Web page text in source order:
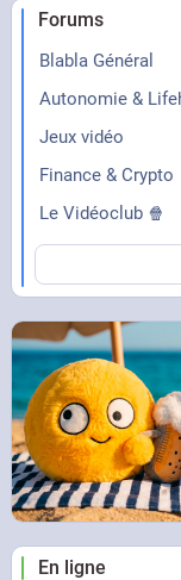
Forums
Blabla Général
Autonomie &
Jeux vidéo
Finance & Crypto
Le Vidéoclub 🍿
En ligne